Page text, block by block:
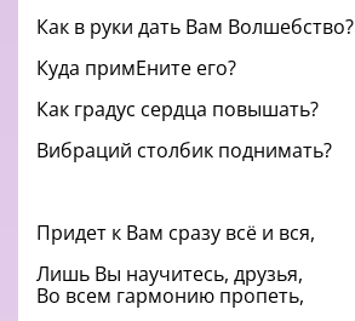
Как в руки дать Вам Волшебство?
Куда примЕните его?
Как градус сердца повышать?
Вибраций столбик поднимать?
Придет к Вам сразу всё и вся,
Лишь Вы научитесь, друзья,
Во всем гармонию пропеть,